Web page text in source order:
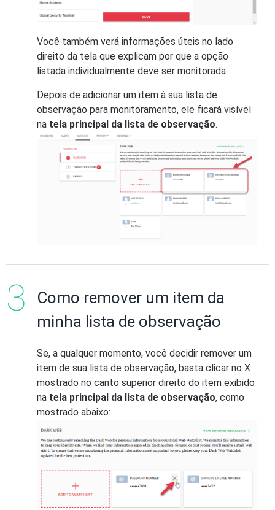
Você também verá informações úteis no lado
direito da tela que explicam por que a opção
listada individualmente deve ser monitorada.
Depois de adicionar um item à sua lista de
observação para monitoramento, ele ficará visível
na tela principal da lista de observação.
Como remover um item da
minha lista de observação
Se, a qualquer momento, você decidir remover um
item de sua lista de observação, basta clicar no X
mostrado no canto superior direito do item exibido
na tela principal da lista de observação, como
mostrado abaixo: